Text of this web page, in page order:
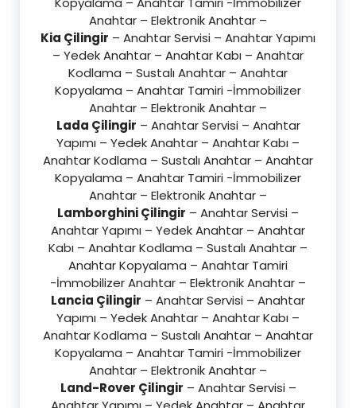
Anahtar – Elektronik Anahtar –
Kia Çilingir – Anahtar Servisi – Anahtar Yapımı
– Yedek Anahtar – Anahtar Kabı – Anahtar
Kodlama – Sustalı Anahtar – Anahtar
Kopyalama – Anahtar Tamiri -İmmobilizer
Anahtar – Elektronik Anahtar –
Lada Çilingir – Anahtar Servisi – Anahtar
Yapımı – Yedek Anahtar – Anahtar Kabı –
Anahtar Kodlama – Sustalı Anahtar – Anahtar
Kopyalama – Anahtar Tamiri -İmmobilizer
Anahtar – Elektronik Anahtar –
Lamborghini Çilingir – Anahtar Servisi –
Anahtar Yapımı – Yedek Anahtar – Anahtar
Kabı – Anahtar Kodlama – Sustalı Anahtar –
Anahtar Kopyalama – Anahtar Tamiri
-İmmobilizer Anahtar – Elektronik Anahtar –
Lancia Çilingir – Anahtar Servisi – Anahtar
Yapımı – Yedek Anahtar – Anahtar Kabı –
Anahtar Kodlama – Sustalı Anahtar – Anahtar
Kopyalama – Anahtar Tamiri -İmmobilizer
Anahtar – Elektronik Anahtar –
Land-Rover Çilingir – Anahtar Servisi –